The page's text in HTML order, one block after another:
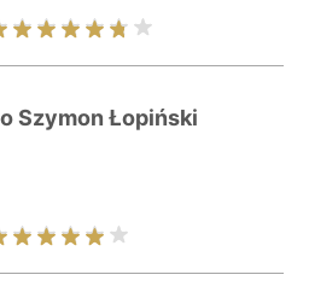
Szymon Łopiński